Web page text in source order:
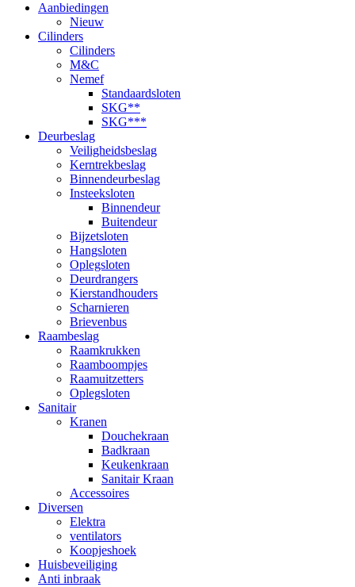
Aanbiedingen
Nieuw
Cilinders
Cilinders
M&C
Nemef
Standaardsloten
SKG**
SKG***
Deurbeslag
Veiligheidsbeslag
Kerntrekbeslag
Binnendeurbeslag
Insteeksloten
Binnendeur
Buitendeur
Bijzetsloten
Hangsloten
Oplegsloten
Deurdrangers
Kierstandhouders
Scharnieren
Brievenbus
Raambeslag
Raamkrukken
Raamboompjes
Raamuitzetters
Oplegsloten
Sanitair
Kranen
Douchekraan
Badkraan
Keukenkraan
Sanitair Kraan
Accessoires
Diversen
Elektra
ventilators
Koopjeshoek
Huisbeveiliging
Anti inbraak